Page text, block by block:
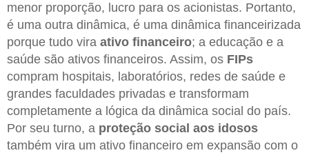
menor proporção, lucro para os acionistas. Portanto,
é uma outra dinâmica, é uma dinâmica financeirizada
porque tudo vira ativo financeiro; a educação e a
saúde são ativos financeiros. Assim, os FIPs
compram hospitais, laboratórios, redes de saúde e
grandes faculdades privadas e transformam
completamente a lógica da dinâmica social do país.
Por seu turno, a proteção social aos idosos
também vira um ativo financeiro em expansão com o